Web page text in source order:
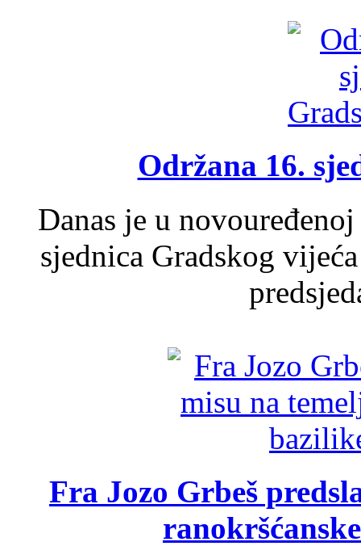
Održana 16.
Danas je u
sjednica Gradskog
Fra Jozo Grbeš